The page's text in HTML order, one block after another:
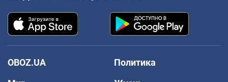
OBOZ.UA
Политика